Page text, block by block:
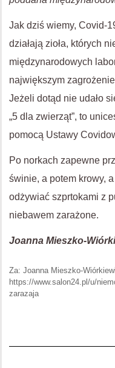
Jak dziś wiemy, Covid-
działają zioła, których
międzynarodowych
największym
Jeżeli dotąd nie udało
„5 dla zwierząt”, to
pomocą Ustawy
Po norkach zapewne
świnie, a potem krowy,
odżywiać szprtokami z
niebawem zarażone.
Joanna Mieszko-
Za: Joanna Mieszko-
https://www.salon24.pl/u/
zarazaja